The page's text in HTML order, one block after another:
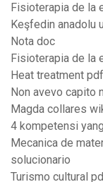
Fisioterapia de la
Keşfedin anadolu
Nota doc
Fisioterapia de la
Heat treatment
Non avevo capito
Magda collares
4 kompetensi
Mecanica de
solucionario
Turismo cultural